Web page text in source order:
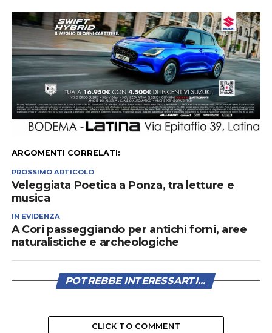
ARGOMENTI CORRELATI:
PROSSIMO ARTICOLO
Veleggiata Poetica a Ponza, tra letture e
musica
IN EVIDENZA
A Cori passeggiando per antichi forni, aree
naturalistiche e archeologiche
POTREBBE INTERESSARTI...
CLICK TO COMMENT